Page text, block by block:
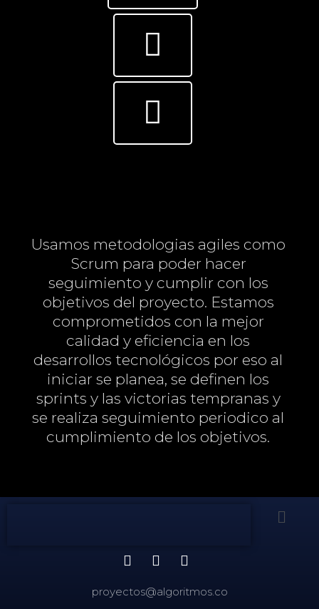
Usamos metodologias agiles como
Scrum para poder hacer
seguimiento y cumplir con los
objetivos del proyecto. Estamos
comprometidos con la mejor
calidad y eficiencia en los
desarrollos tecnológicos por eso al
iniciar se planea, se definen los
sprints y las victorias tempranas y
se realiza seguimiento periodico al
cumplimiento de los objetivos.
proyectos@algoritmos.co